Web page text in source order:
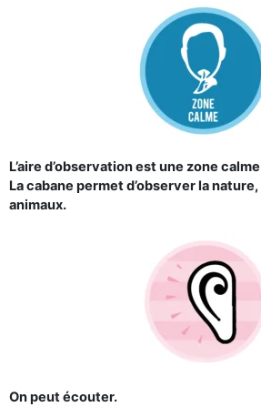
L’aire d’observation est une zone
La cabane permet d’observer la
animaux.
On peut écouter.